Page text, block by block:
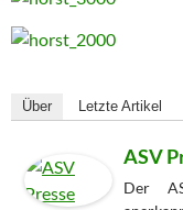
Über Letzte Artikel
ASV
Der